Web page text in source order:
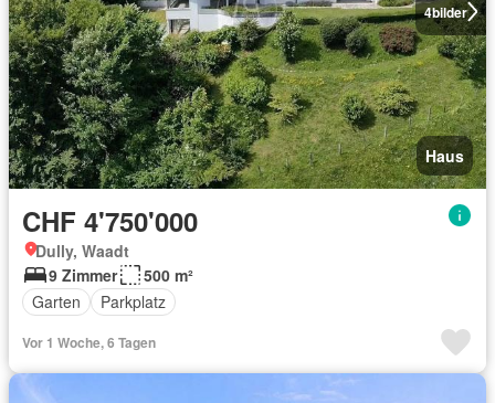
4bilder
Haus
CHF 4'750'000
Dully, Waadt
9 Zimmer
500 m²
Garten
Parkplatz
Vor 1 Woche, 6 Tagen